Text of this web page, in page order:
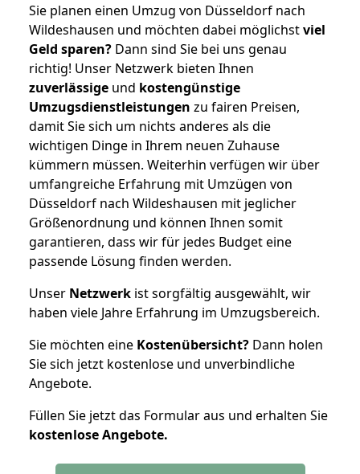
Sie planen einen Umzug von Düsseldorf nach
Wildeshausen und möchten dabei möglichstviel
Geld sparen? Dann sind Sie bei uns genau
richtig! Unser Netzwerk bieten Ihnen
zuverlässige und kostengünstige
Umzugsdienstleistungen zu fairen Preisen,
damit Sie sich um nichts anderes als die
wichtigen Dinge in Ihrem neuen Zuhause
kümmern müssen. Weiterhin verfügen wir über
umfangreiche Erfahrung mit Umzügen von
Düsseldorf nach Wildeshausen mit jeglicher
Größenordnung und können Ihnen somit
garantieren, dass wir für jedes Budget eine
passende Lösung finden werden.
Unser Netzwerk ist sorgfältig ausgewählt, wir
haben viele Jahre Erfahrung im Umzugsbereich.
Sie möchten eine Kostenübersicht? Dann holen
Sie sich jetzt kostenlose und unverbindliche
Angebote.
Füllen Sie jetzt das Formular aus und erhalten Sie
kostenloseAngebote.